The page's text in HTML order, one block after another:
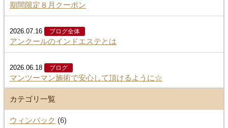
期間限定８月クーポン
2026.07.16 ブログ全体
アンクールのインドエステとは
2026.06.18 ブログ
マンツーマン施術で安心して頂けるように☆
カテゴリ一覧
ウィンバック (6)